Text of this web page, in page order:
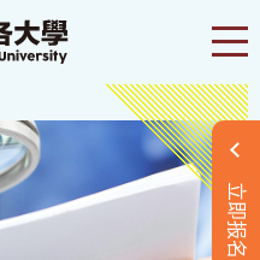
立即报名